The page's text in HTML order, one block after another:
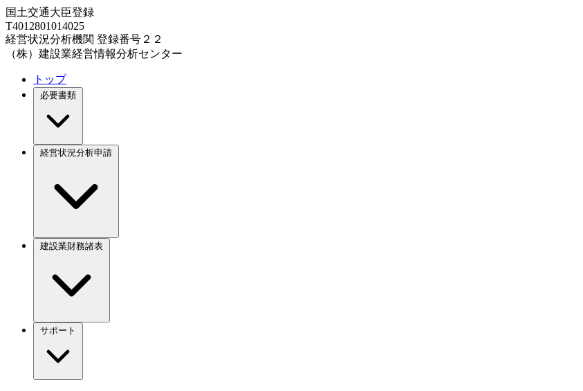
国土交通大臣登録
T4012801014025
経営状況分析機関 登録番号２２
（株）建設業経営情報分析センター
トップ
必要書類
経営状況分析申請
建設業財務諸表
サポート